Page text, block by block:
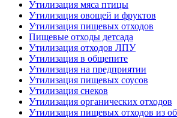
Утилизация мяса птицы
Утилизация овощей и фруктов
Утилизация пищевых отходов
Пищевые отходы детсада
Утилизация отходов ЛПУ
Утилизация в общепите
Утилизация на предприятии
Утилизация пищевых соусов
Утилизация снеков
Утилизация органических отходов
Утилизация пищевых отходов из